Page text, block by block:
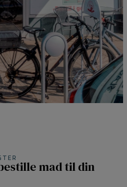
mad til din